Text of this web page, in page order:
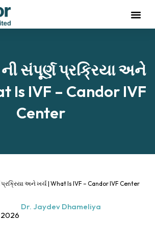
સંપૂર્ણ પ્રક્રિયા અને
Is IVF – Candor IVF
Center
પ્રક્રિયા અને ખર્ચ | What Is IVF – Candor IVF Center
Dr. Jaydev Dhameliya